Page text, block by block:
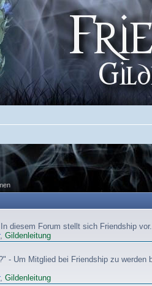
diesem Forum stellt sich Friendship vor.
, Gildenleitung
- Um Mitglied bei Friendship zu werden
, Gildenleitung